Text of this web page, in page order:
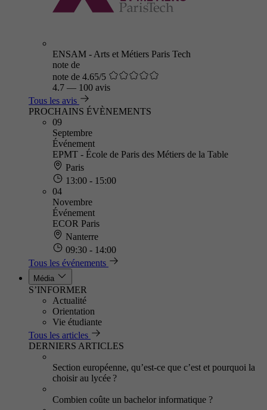
ENSAM - Arts et Métiers Paris Tech
note de
note de 4.65/5
4.7 — 100 avis
Tous les avis
PROCHAINS ÉVÈNEMENTS
09
Septembre
Événement
EPMT - École de Paris des Métiers de la Table
Paris
13:00 - 15:00
04
Novembre
Événement
ECOR Paris
Nanterre
09:30 - 14:00
Tous les événements
Média
S’INFORMER
Actualité
Orientation
Vie étudiante
Tous les articles
DERNIERS ARTICLES
Section européenne, qu’est-ce que c’est et pourquoi la
choisir au lycée ?
Combien coûte un bachelor informatique ?